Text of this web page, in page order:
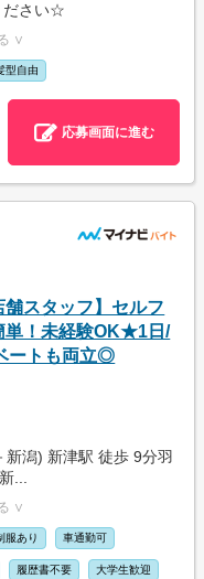
ださい☆
∨
型自由
応募画面に進む
舗スタッフ】セルフ
単！未経験OK★1日/
ートも両立◎
潟) 新津駅 徒歩 9分羽
...
∨
服あり 車通勤可
履歴書不要 大学生歓迎